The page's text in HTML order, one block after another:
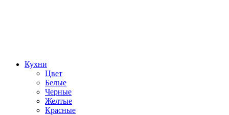
Кухни
Цвет
Белые
Черные
Желтые
Красные